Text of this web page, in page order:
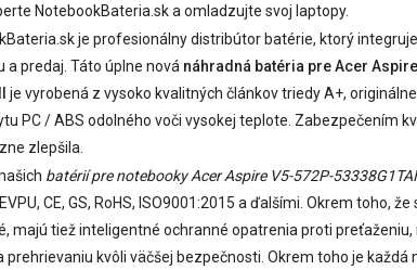
NotebookBateria.sk a omladzujte svoj laptopy.
je profesionálny distribútor batérie, ktorý
a predaj. Táto úplne nová náhradná batéria pre Acer
je vyrobená z vysoko kvalitných článkov triedy A+,
PC / ABS odolného voči vysokej teplote. Zabezpečením
zlepšila.
batérií pre notebooky Acer Aspire V5-572P-
CE, GS, RoHS, ISO9001:2015 a ďalšími. Okrem toho, že
majú tiež inteligentné ochranné opatrenia proti
prehrievaniu kvôli väčšej bezpečnosti. Okrem toho je každá